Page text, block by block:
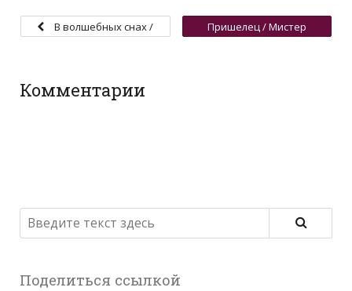
В волшебных снах /
Пришелец / Мистер
Комментарии
Поделиться ссылкой